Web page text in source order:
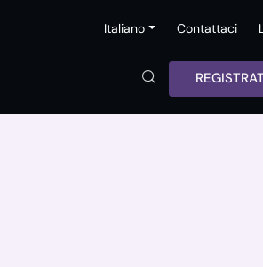
Italiano Contattaci